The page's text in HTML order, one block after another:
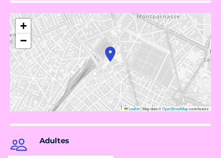
+
−
Leaflet|Map data ©OpenStreetMapcontributors
Adultes